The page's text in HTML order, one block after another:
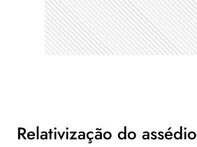
Relativização do assédio